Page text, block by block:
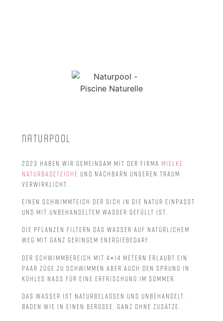
Naturpool
2023 haben wir gemeinsam mit der Firma Mielke
Naturbadeteiche und Nachbarn unseren Traum
verwirklicht.
Einen Schwimmteich der sich in die Natur einpasst
und mit unbehandeltem Wasser gefüllt ist.
Die Pflanzen filtern das Wasser auf natürlichem
Weg mit ganz geringem Energiebedarf.
Der Schwimmbereich mit 4×14 Metern erlaubt ein
paar Züge zu schwimmen aber auch den Sprung in
kühles Nass für eine Erfrischung im Sommer.
Das Wasser ist naturbelassen und unbehandelt.
Baden wie in einen Bergsee, ganz ohne Zusätze.